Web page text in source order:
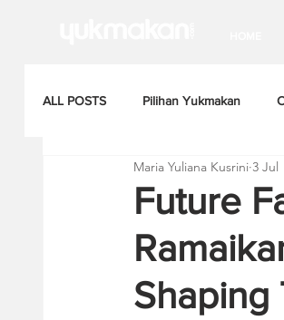
ALL POSTS Pilihan Yukmakan
Future
Shaping
Maria Yuliana Kusrini 3 Jul